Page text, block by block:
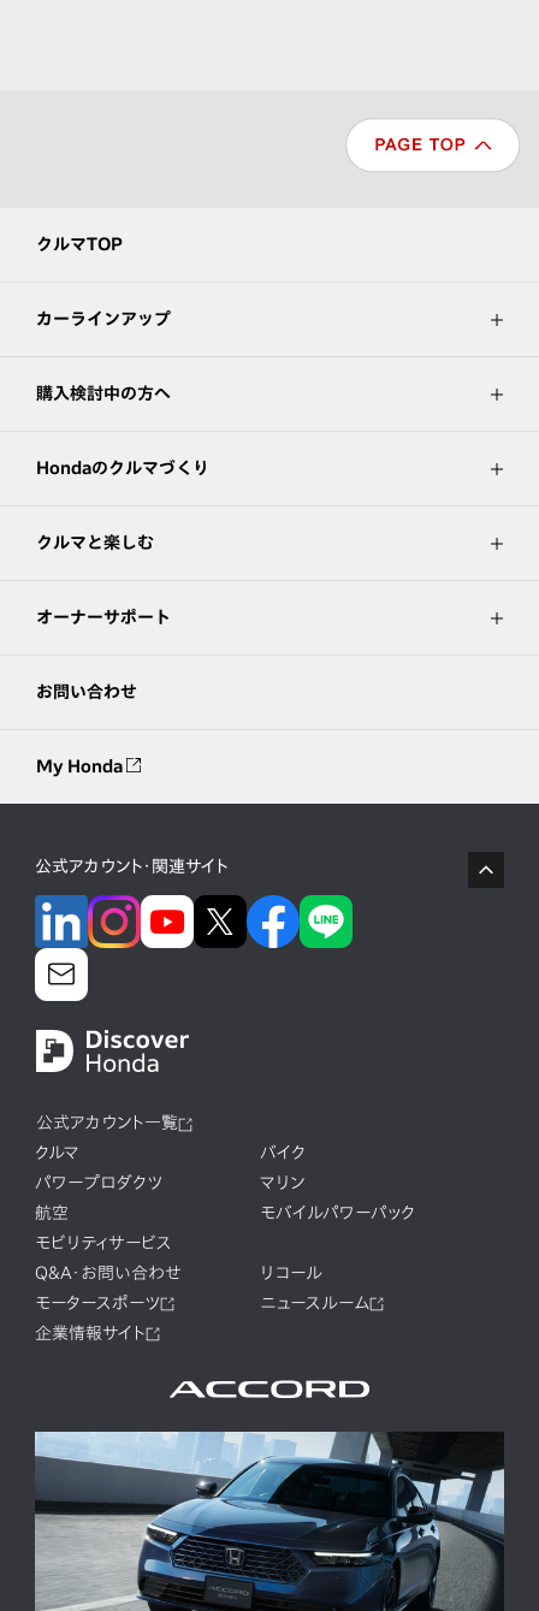
クルマTOP
カーラインアップ
購入検討中の方へ
Hondaのクルマづくり
クルマと楽しむ
オーナーサポート
お問い合わせ
My Honda
公式アカウント・関連サイト
公式アカウント一覧
クルマ
バイク
パワープロダクツ
マリン
航空
モバイルパワーパック
モビリティサービス
Q&A・お問い合わせ
リコール
モータースポーツ
ニュースルーム
企業情報サイト